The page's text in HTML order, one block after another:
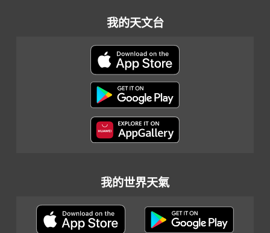
我的天文台
我的世界天氣